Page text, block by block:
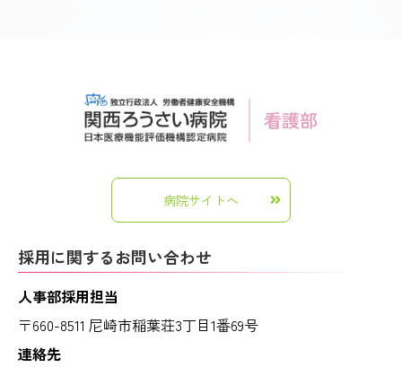
病院サイトへ
採用に関するお問い合わせ
人事部採用担当
〒660-8511 尼崎市稲葉荘3丁目1番69号
連絡先